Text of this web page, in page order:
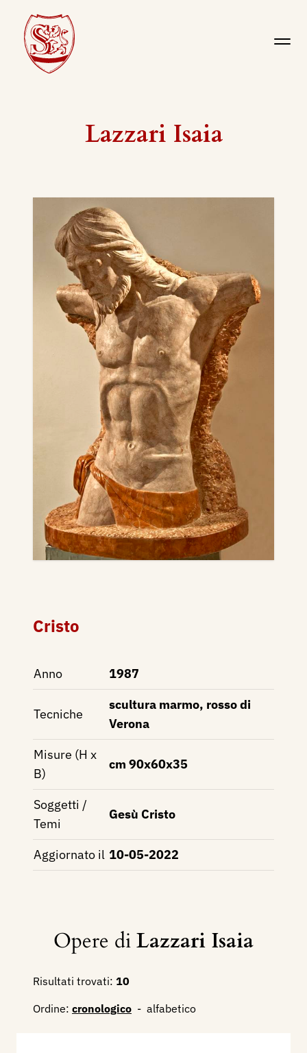
Lazzari Isaia
Cristo
Anno 1987
Tecniche
scultura marmo, rosso di
Verona
Misure (H x
B)
cm 90x60x35
Soggetti /
Temi
Gesù Cristo
Aggiornato il 10-05-2022
Opere diLazzari Isaia
Risultati trovati: 10
Ordine: cronologico - alfabetico